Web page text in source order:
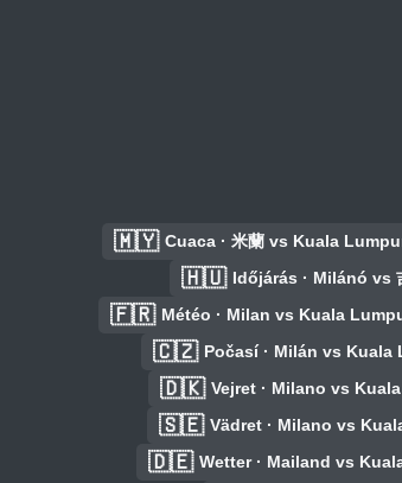
🇲🇾 Cuaca · 米蘭 vs Kuala
🇭🇺 Időjárás · Milánó vs
🇫🇷 Météo · Milan vs Kuala
🇨🇿 Počasí · Milán vs Kuala
🇩🇰 Vejret · Milano vs
🇸🇪 Vädret · Milano vs
🇩🇪 Wetter · Mailand vs